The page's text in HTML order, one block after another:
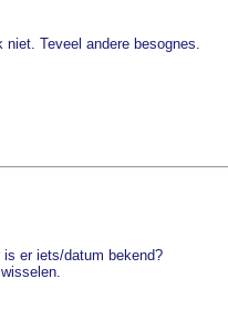
Teveel andere besognes.
er iets/datum bekend?